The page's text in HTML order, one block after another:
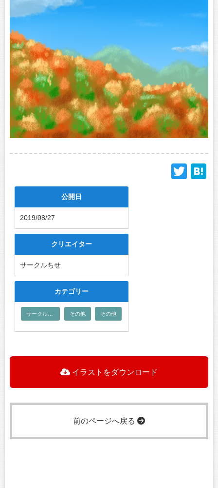
公開日
2019/08/27
クリエイター
サークルちせ
カテゴリー
その他 その他
イラストをダウンロード
前のページへ戻る